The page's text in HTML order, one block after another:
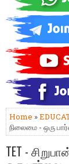
Home »
நிலைமை - ஒரு
TET -